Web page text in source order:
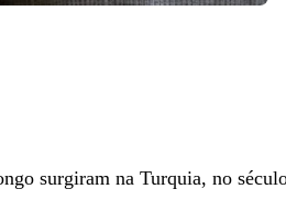
surgiram na Turquia, no